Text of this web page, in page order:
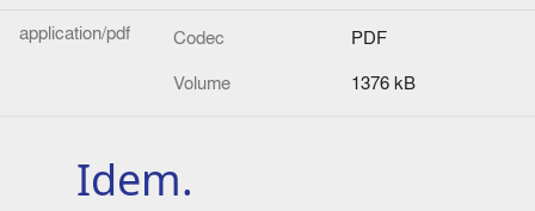
application/pdf
Codec
PDF
Volume
1376 kB
Idem.